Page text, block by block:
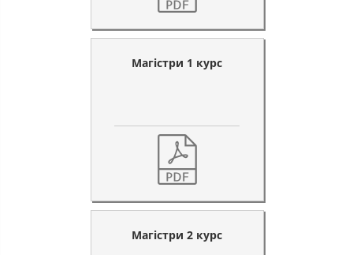
Магістри 1 курс
Магістри 2 курс